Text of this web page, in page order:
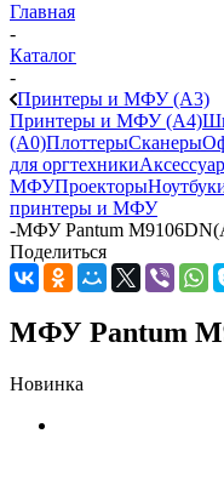
Главная
-
Каталог
-
Принтеры и МФУ (А3)
Принтеры и МФУ (А4)
(А0)ПлоттерыСканеры
для оргтехники
МФУПроекторы
принтеры и МФУ
-МФУ Pantum
Поделиться
МФУ Pantum
Новинка